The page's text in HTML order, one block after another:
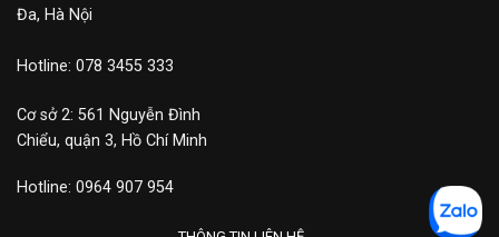
Đa, Hà Nội
Hotline: 078 3455 333
Cơ sở 2: 561 Nguyễn Đình
Chiểu, quận 3, Hồ Chí Minh
Hotline: 0964 907 954